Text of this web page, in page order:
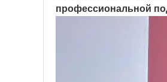
профессиональной